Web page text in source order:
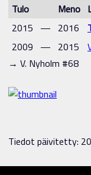
Tulo Meno
2015 — 2016
2009 — 2015
→ V. Nyholm #68
Tiedot päivitetty: